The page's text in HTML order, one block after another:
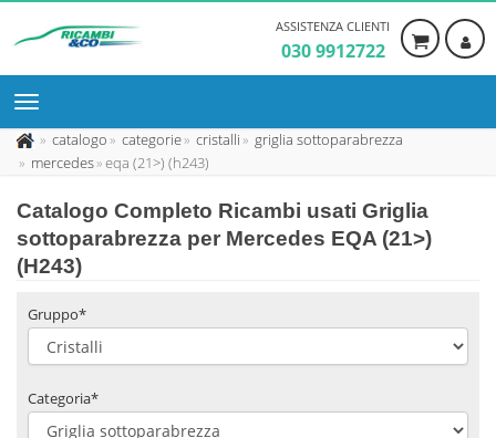
ASSISTENZA CLIENTI
030 9912722
catalogo categorie cristalli
griglia sottoparabrezza
mercedes eqa (21>) (h243)
Catalogo Completo Ricambi usati Griglia
sottoparabrezza per Mercedes EQA (21>)
(H243)
Gruppo*
Categoria*